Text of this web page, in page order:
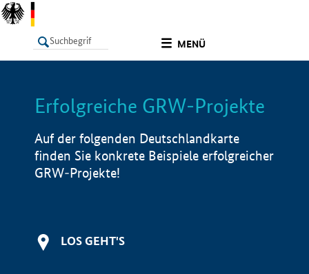
MENÜ
LISTE Info
Erfolgreiche GRW-Projekte
Auf der folgenden Deutschlandkarte
finden Sie konkrete Beispiele erfolgreicher
GRW-Projekte!
LOS GEHT'S